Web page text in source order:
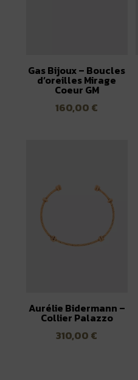
Gas Bijoux – Boucles
d’oreilles Mirage
Coeur GM
160,00 €
Aurélie Bidermann –
Collier Palazzo
310,00 €